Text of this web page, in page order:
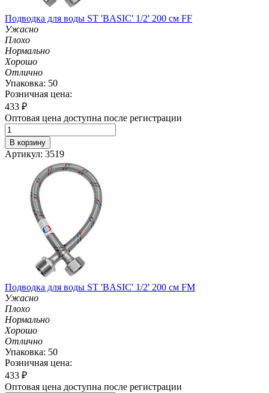
Подводка для воды ST 'BASIC' 1/2' 200 см FF
Ужасно
Плохо
Нормально
Хорошо
Отлично
Упаковка: 50
Розничная цена:
433 ₽
Оптовая цена доступна после регистрации
В корзину
Артикул: 3519
Подводка для воды ST 'BASIC' 1/2' 200 см FM
Ужасно
Плохо
Нормально
Хорошо
Отлично
Упаковка: 50
Розничная цена:
433 ₽
Оптовая цена доступна после регистрации